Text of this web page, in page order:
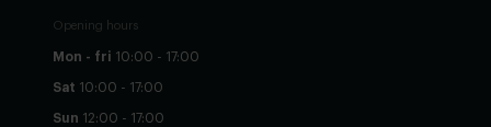
Opening hours
Mon - fri 10:00 - 17:00
Sat 10:00 - 17:00
Sun 12:00 - 17:00